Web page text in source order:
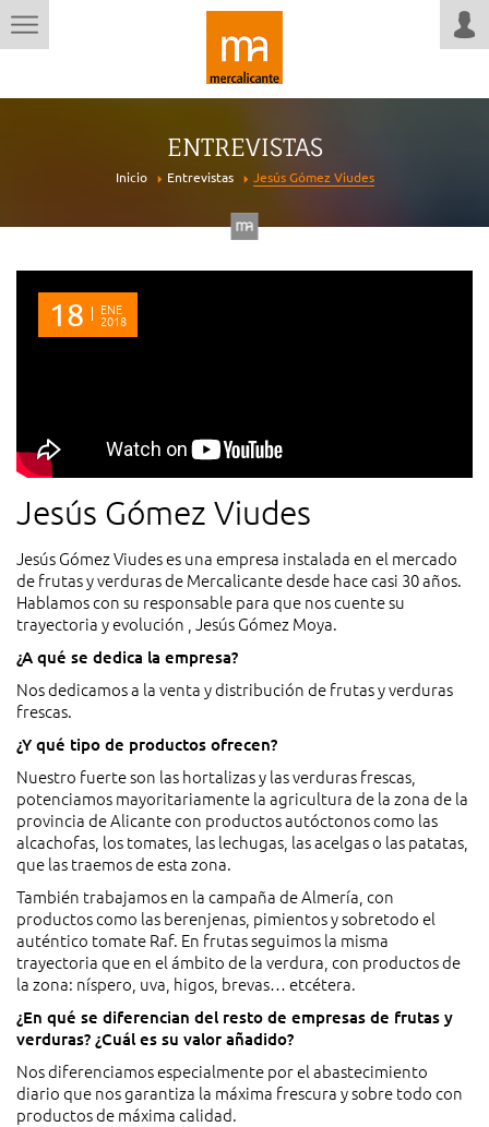
ENTREVISTAS
Inicio Entrevistas Jesús Gómez Viudes
18 ENE
2018
Jesús Gómez Viudes
Jesús Gómez Viudes es una empresa instalada en el mercado
de frutas y verduras de Mercalicante desde hace casi 30 años.
Hablamos con su responsable para que nos cuente su
trayectoria y evolución , Jesús Gómez Moya.
¿A qué se dedica la empresa?
Nos dedicamos a la venta y distribución de frutas y verduras
frescas.
¿Y qué tipo de productos ofrecen?
Nuestro fuerte son las hortalizas y las verduras frescas,
potenciamos mayoritariamente la agricultura de la zona de la
provincia de Alicante con productos autóctonos como las
alcachofas, los tomates, las lechugas, las acelgas o las patatas,
que las traemos de esta zona.
También trabajamos en la campaña de Almería, con
productos como las berenjenas, pimientos y sobretodo el
auténtico tomate Raf. En frutas seguimos la misma
trayectoria que en el ámbito de la verdura, con productos de
la zona: níspero, uva, higos, brevas… etcétera.
¿En qué se diferencian del resto de empresas de frutas y
verduras? ¿Cuál es su valor añadido?
Nos diferenciamos especialmente por el abastecimiento
diario que nos garantiza la máxima frescura y sobre todo con
productos de máxima calidad.